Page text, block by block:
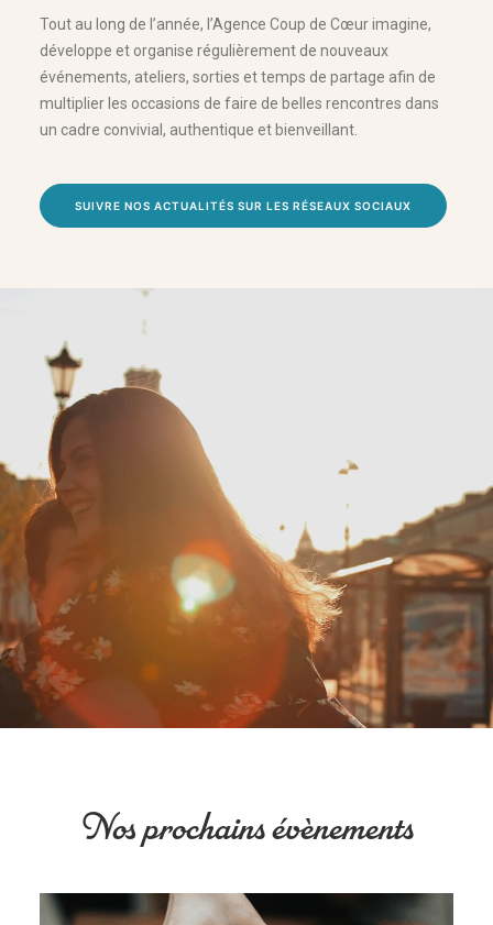
Tout au long de l’année, l’Agence Coup de Cœur imagine,
développe et organise régulièrement de nouveaux
événements, ateliers, sorties et temps de partage afin de
multiplier les occasions de faire de belles rencontres dans
un cadre convivial, authentique et bienveillant.
SUIVRE NOS ACTUALITÉS SUR LES RÉSEAUX SOCIAUX
Nos prochains évènements